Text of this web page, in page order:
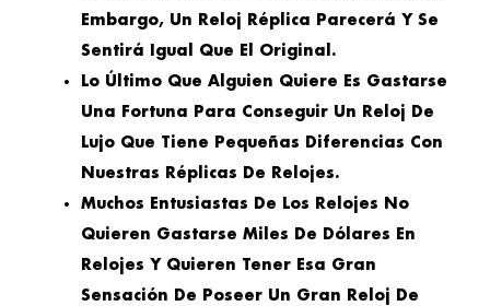
Embargo, Un Reloj Réplica Parecerá Y Se
Sentirá Igual Que El Original.
Lo Último Que Alguien Quiere Es Gastarse
Una Fortuna Para Conseguir Un Reloj De
Lujo Que Tiene Pequeñas Diferencias Con
Nuestras Réplicas De Relojes.
Muchos Entusiastas De Los Relojes No
Quieren Gastarse Miles De Dólares En
Relojes Y Quieren Tener Esa Gran
Sensación De Poseer Un Gran Reloj De